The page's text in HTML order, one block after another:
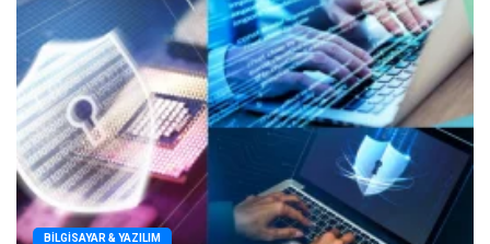
BILGISAYAR & YAZILIM